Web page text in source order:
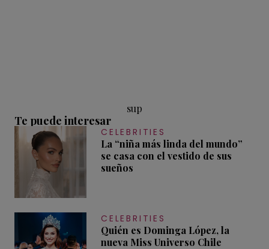
sup
Te puede interesar
CELEBRITIES
La “niña más linda del mundo”
se casa con el vestido de sus
sueños
CELEBRITIES
Quién es Dominga López, la
nueva Miss Universo Chile